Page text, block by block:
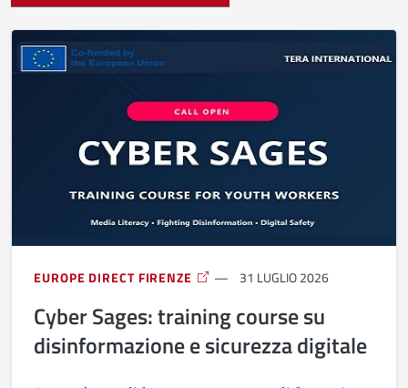
EUROPE DIRECT FIRENZE 31 LUGLIO 2026
Cyber Sages: training course su
disinformazione e sicurezza digitale